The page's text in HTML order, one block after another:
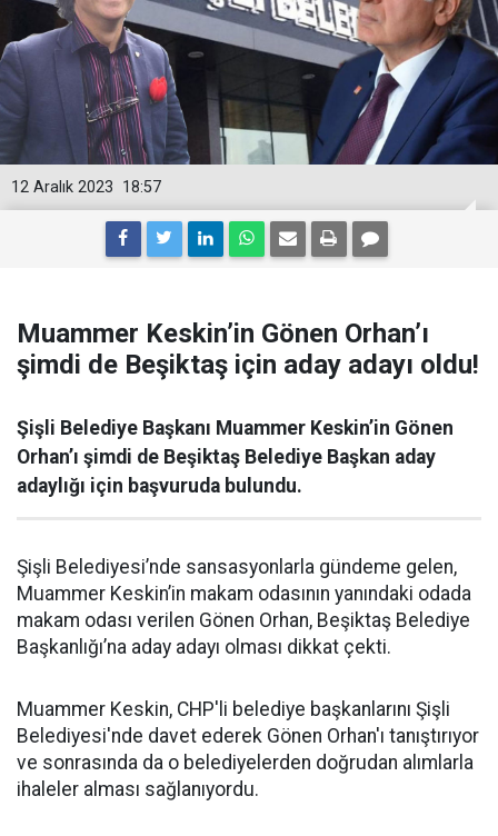
18:57
12 Aralık 2023
Muammer Keskin’in Gönen Orhan’ı
şimdi de Beşiktaş için aday adayı oldu!
Şişli Belediye Başkanı Muammer Keskin’in Gönen
Orhan’ı şimdi de Beşiktaş Belediye Başkan aday
adaylığı için başvuruda bulundu.
Şişli Belediyesi’nde sansasyonlarla gündeme gelen,
Muammer Keskin’in makam odasının yanındaki odada
makam odası verilen Gönen Orhan, Beşiktaş Belediye
Başkanlığı’na aday adayı olması dikkat çekti.
Muammer Keskin, CHP'li belediye başkanlarını Şişli
Belediyesi'nde davet ederek Gönen Orhan'ı tanıştırıyor
ve sonrasında da o belediyelerden doğrudan alımlarla
ihaleler alması sağlanıyordu.